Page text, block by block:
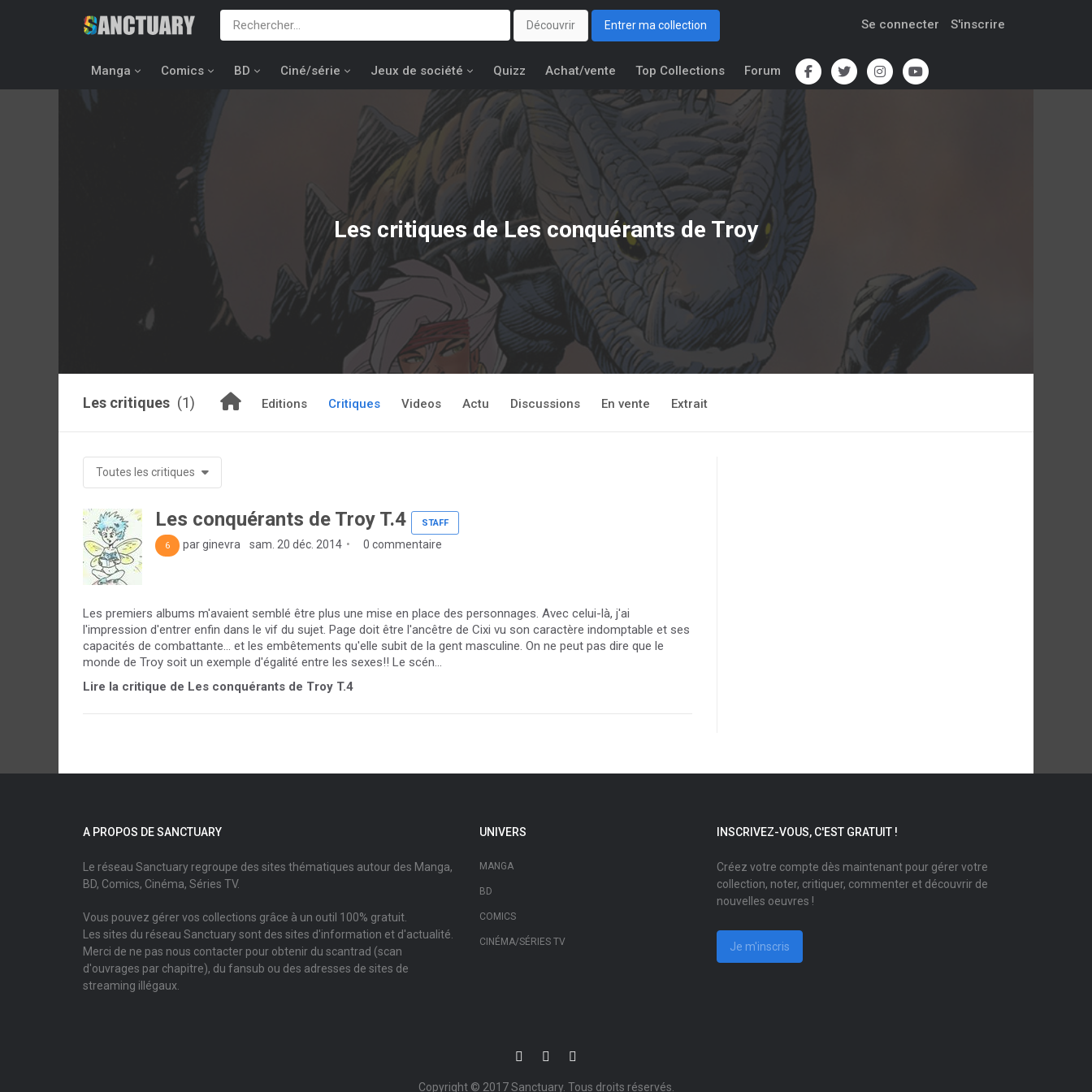
Découvrir Entrer ma collection Se connecter S'inscrire
Manga Comics BD Ciné/série Jeux de société Quizz Achat/vente Top Collections Forum
Les critiques de Les conquérants de Troy
Les critiques (1) Editions Critiques Videos Actu Discussions En vente Extrait
Toutes les critiques
Les conquérants de Troy T.4 STAFF
6 par ginevra sam. 20 déc. 2014 0 commentaire
Les premiers albums m'avaient semblé être plus une mise en place des personnages. Avec celui-là, j'ai
l'impression d'entrer enfin dans le vif du sujet. Page doit être l'ancêtre de Cixi vu son caractère indomptable et ses
capacités de combattante... et les embêtements qu'elle subit de la gent masculine. On ne peut pas dire que le
monde de Troy soit un exemple d'égalité entre les sexes!! Le scén...
Lire la critique de Les conquérants de Troy T.4
A PROPOS DE SANCTUARY
Le réseau Sanctuary regroupe des sites thématiques autour des Manga,
BD, Comics, Cinéma, Séries TV.
Vous pouvez gérer vos collections grâce à un outil 100% gratuit.
Les sites du réseau Sanctuary sont des sites d'information et d'actualité.
Merci de ne pas nous contacter pour obtenir du scantrad (scan
d'ouvrages par chapitre), du fansub ou des adresses de sites de
streaming illégaux.
UNIVERS
MANGA
BD
COMICS
CINÉMA/SÉRIES TV
INSCRIVEZ-VOUS, C'EST GRATUIT !
Créez votre compte dès maintenant pour gérer votre
collection, noter, critiquer, commenter et découvrir de
nouvelles oeuvres !
Je m'inscris
Copyright © 2017Sanctuary. Tous droits réservés.